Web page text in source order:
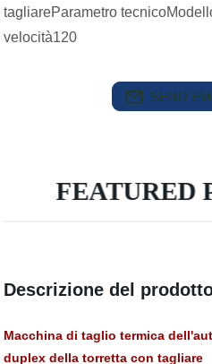
tagliareParametro
velocità120
SEND
FEATURED
Descrizione del
Macchina di taglio termica
duplex della torretta con tagliare